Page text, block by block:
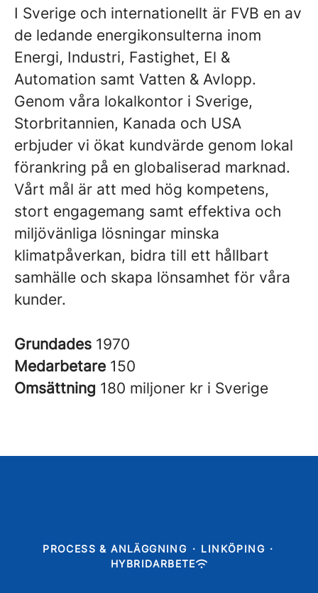
I Sverige och internationellt är FVB en av
de ledande energikonsulterna inom
Energi, Industri, Fastighet, El &
Automation samt Vatten & Avlopp.
Genom våra lokalkontor i Sverige,
Storbritannien, Kanada och USA
erbjuder vi ökat kundvärde genom lokal
förankring på en globaliserad marknad.
Vårt mål är att med hög kompetens,
stort engagemang samt effektiva och
miljövänliga lösningar minska
klimatpåverkan, bidra till ett hållbart
samhälle och skapa lönsamhet för våra
kunder.
Grundades 1970
Medarbetare 150
Omsättning 180 miljoner kr i Sverige
PROCESS & ANLÄGGNING · LINKÖPING ·
HYBRIDARBETE